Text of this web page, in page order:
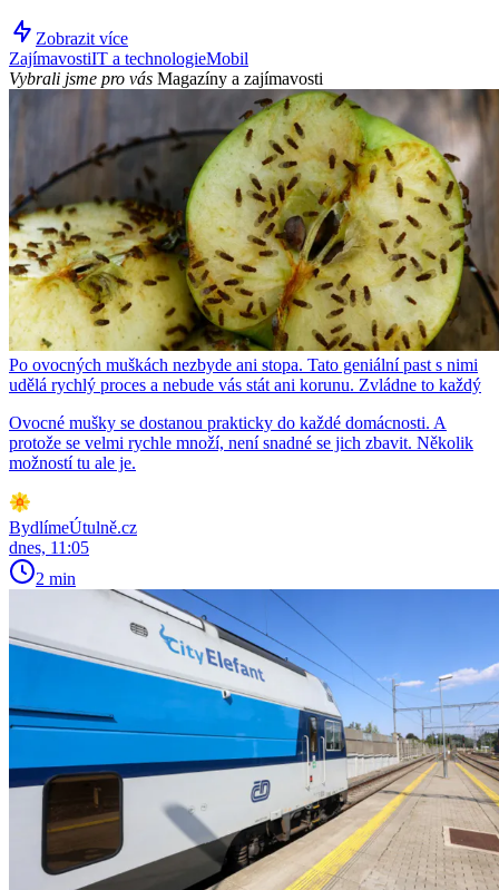
Zobrazit více
ZajímavostiIT a technologieMobil
Vybrali jsme pro vás Magazíny a zajímavosti
Po ovocných muškách nezbyde ani stopa. Tato geniální past s nimi
udělá rychlý proces a nebude vás stát ani korunu. Zvládne to každý
Ovocné mušky se dostanou prakticky do každé domácnosti. A
protože se velmi rychle množí, není snadné se jich zbavit. Několik
možností tu ale je.
BydlímeÚtulně.cz
dnes, 11:05
2 min